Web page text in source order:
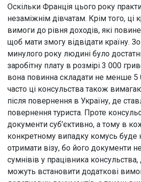
Оскільки Франція цього року
незаміжнім дівчатам. Крім того, ці
вимоги до рівня доходів, які
щоб мати змогу відвідати країну.
минулого року людині було
заробітну плату в розмірі 3 000
вона повинна складати не менше
часто ці консульства також
після повернення в Україну, де
повернення туриста. Проте
документи суб’єктивно, а тому в
конкретному випадку комусь буде
отримати візу, бо його документи
сумнівів у працівника
можуть встановити додаткові